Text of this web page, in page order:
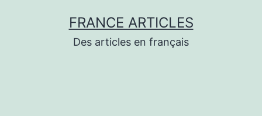
FRANCE ARTICLES
Des articles en français